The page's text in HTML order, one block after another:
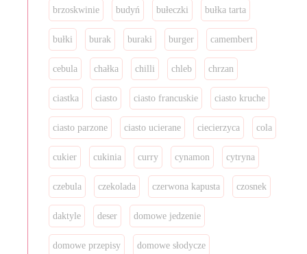
brzoskwinie budyń bułeczki bułka tarta
bułki burak buraki burger camembert
cebula chałka chilli chleb chrzan
ciastka ciasto ciasto francuskie ciasto kruche
ciasto parzone ciasto ucierane ciecierzyca cola
cukier cukinia curry cynamon cytryna
czebula czekolada czerwona kapusta czosnek
daktyle deser domowe jedzenie
domowe przepisy domowe słodycze